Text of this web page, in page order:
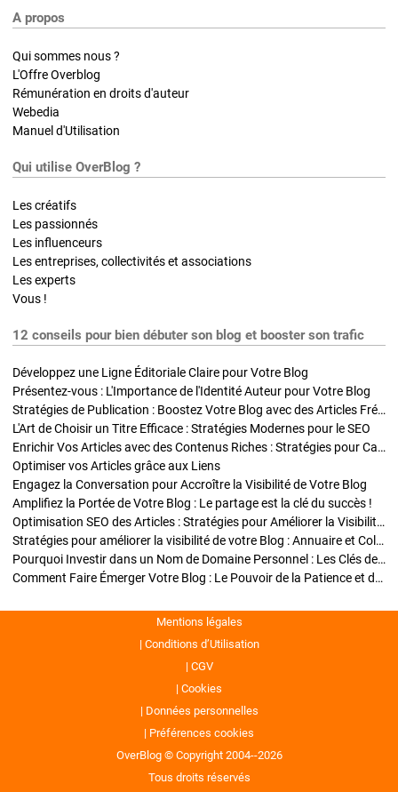
A propos
Qui sommes nous ?
L'Offre Overblog
Rémunération en droits d'auteur
Webedia
Manuel d'Utilisation
Qui utilise OverBlog ?
Les créatifs
Les passionnés
Les influenceurs
Les entreprises, collectivités et associations
Les experts
Vous !
12 conseils pour bien débuter son blog et booster son trafic
Développez une Ligne Éditoriale Claire pour Votre Blog
Présentez-vous : L'Importance de l'Identité Auteur pour Votre Blog
Stratégies de Publication : Boostez Votre Blog avec des Articles Fréquents et Exclusifs
L'Art de Choisir un Titre Efficace : Stratégies Modernes pour le SEO
Enrichir Vos Articles avec des Contenus Riches : Stratégies pour Captiver et Optimiser
Optimiser vos Articles grâce aux Liens
Engagez la Conversation pour Accroître la Visibilité de Votre Blog
Amplifiez la Portée de Votre Blog : Le partage est la clé du succès !
Optimisation SEO des Articles : Stratégies pour Améliorer la Visibilité de Votre Blog
Stratégies pour améliorer la visibilité de votre Blog : Annuaire et Collaborations
Pourquoi Investir dans un Nom de Domaine Personnel : Les Clés de la Réussite de Votre Blog
Comment Faire Émerger Votre Blog : Le Pouvoir de la Patience et de la Persévérance
Mentions légales
Conditions d’Utilisation
CGV
Cookies
Données personnelles
Préférences cookies
OverBlog © Copyright 2004--2026
Tous droits réservés